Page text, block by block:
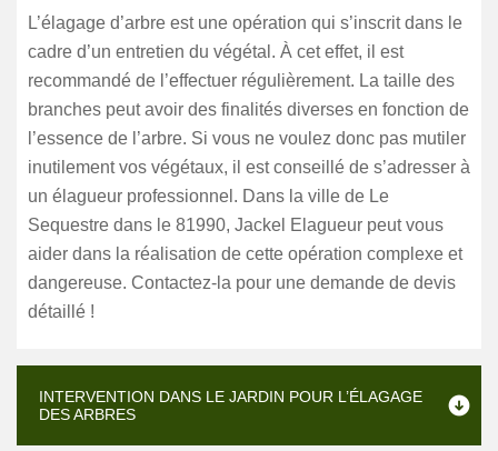
L’élagage d’arbre est une opération qui s’inscrit dans le
cadre d’un entretien du végétal. À cet effet, il est
recommandé de l’effectuer régulièrement. La taille des
branches peut avoir des finalités diverses en fonction de
l’essence de l’arbre. Si vous ne voulez donc pas mutiler
inutilement vos végétaux, il est conseillé de s’adresser à
un élagueur professionnel. Dans la ville de Le
Sequestre dans le 81990, Jackel Elagueur peut vous
aider dans la réalisation de cette opération complexe et
dangereuse. Contactez-la pour une demande de devis
détaillé !
INTERVENTION DANS LE JARDIN POUR L’ÉLAGAGE
DES ARBRES